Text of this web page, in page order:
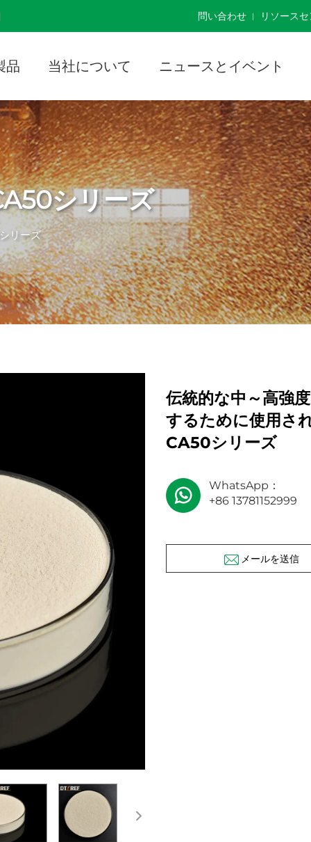
問い合わせ リソース
品 当社について ニュースとイベント
シリーズ
リーズ
伝統的な中～高強
するために使用さ
CA50シリーズ
WhatsApp：
+86 13781152999
メールを送信